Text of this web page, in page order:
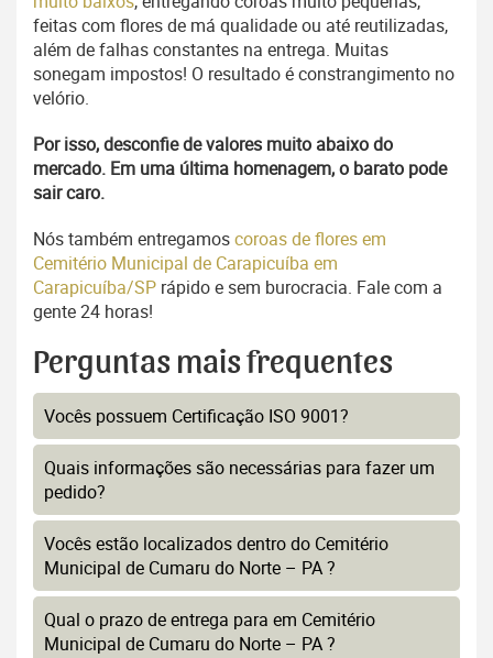
feitas com flores de má qualidade ou até reutilizadas,
além de falhas constantes na entrega. Muitas
sonegam impostos! O resultado é constrangimento no
velório.
Por isso, desconfie de valores muito abaixo do
mercado. Em uma última homenagem, o barato pode
sair caro.
Nós também entregamoscoroas de flores em
Cemitério Municipal de Carapicuíba em
Carapicuíba/SP rápido e sem burocracia. Fale com a
gente 24 horas!
Perguntas mais frequentes
Vocês possuem Certificação ISO 9001?
Quais informações são necessárias para fazer um
pedido?
Vocês estão localizados dentro do Cemitério
Municipal de Cumaru do Norte – PA ?
Qual o prazo de entrega para em Cemitério
Municipal de Cumaru do Norte – PA ?